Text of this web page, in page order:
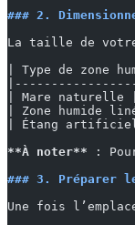
### 2.
La taille de votre
| Type de zone
| Mare
| Zone humide
| Étang artificiel
**À noter** :
### 3. Préparer
Une fois